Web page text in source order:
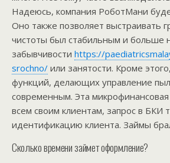
Надеюсь, компания РоботМани
Оно также позволяет выстраивать
чистоты был стабильным и больше
забывчивости https://
srochno/ или занятости. Кроме
функций, делающих управление
современным. Эта
всем своим клиентам, запрос в БКИ
идентификацию клиента. Займы
Сколько времени займет оформление?